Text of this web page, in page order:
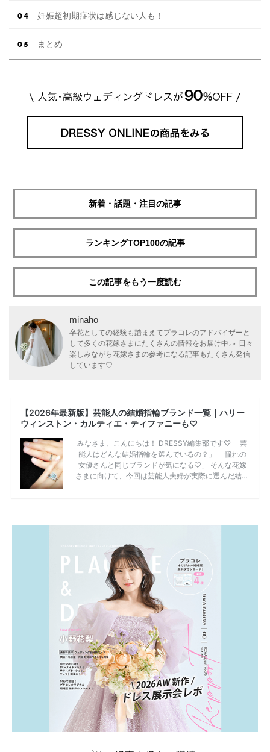
妊娠超初期症状は感じない人も！
まとめ
新着・話題・注目の記事
ランキングTOP100の記事
この記事をもう一度読む
minaho
卒花としての経験も踏まえてプラコレのアドバイザーと
して多くの花嫁さまにたくさんの情報をお届け中⸝⋆ 日々
楽しみながら花嫁さまの参考になる記事もたくさん発信
しています♡
【2026年最新版】芸能人の結婚指輪ブランド一覧｜ハリー
ウィンストン・カルティエ・ティファニーも♡
みなさま、こんにちは！ DRESSY編集部です♡ 「芸
能人はどんな結婚指輪を選んでいるの？」 「憧れの
女優さんと同じブランドが気になる♡」 そんな花嫁
さまに向けて、今回は芸能人夫婦が実際に選んだ結婚
ーウィンストンやカルティエ、ティファニーなど世界
説していきます♡ 「芸能人の結婚指輪ってやっぱり
高い？」 「手が届くブランドもある？」 「人気ブラ
[…]続きを読む